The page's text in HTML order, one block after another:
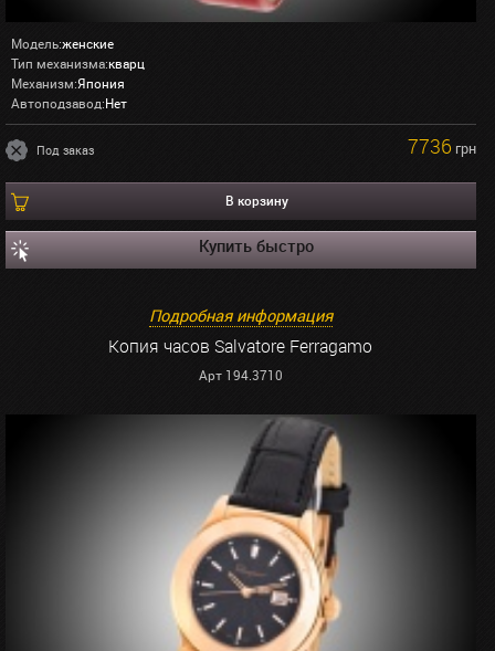
Модель:женские
Тип механизма:кварц
Механизм:Япония
Автоподзавод:Нет
Под заказ 7736 грн
В корзину
Купить быстро
Подробная информация
Копия часов Salvatore Ferragamo
Арт 194.3710